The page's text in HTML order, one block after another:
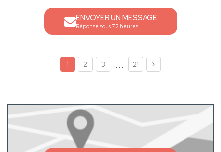
ENVOYER UN MESSAGE
Réponse sous 72 heures
1 2 3 ... 21